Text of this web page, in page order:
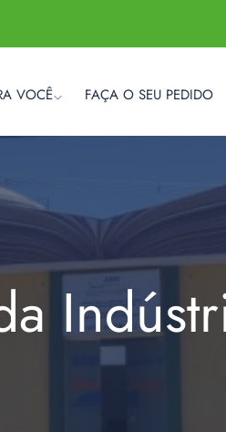
VOCÊ FAÇA O SEU PEDIDO